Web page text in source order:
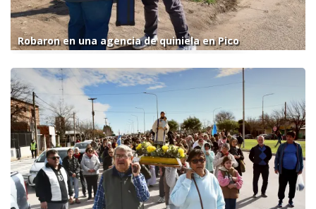
Robaron en una agencia de quiniela en Pico